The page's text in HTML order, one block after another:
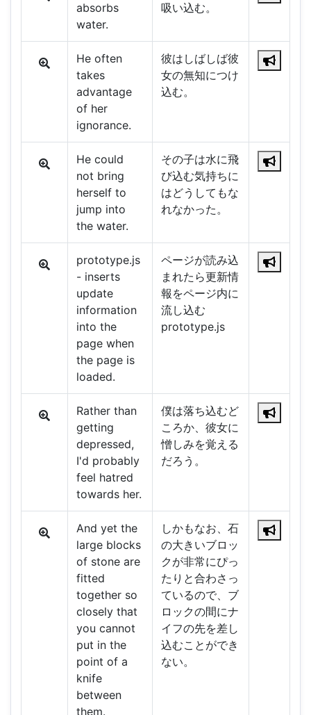
absorbs
water.
吸い込む。
He often
takes
advantage
of her
ignorance.
彼はしばしば彼
女の無知につけ
込む。
He could
not bring
herself to
jump into
the water.
その子は水に飛
び込む気持ちに
はどうしてもな
れなかった。
prototype.js
- inserts
update
information
into the
page when
the page is
loaded.
ページが読み込
まれたら更新情
報をページ内に
流し込む
prototype.js
Rather than
getting
depressed,
I'd probably
feel hatred
towards her.
僕は落ち込むど
ころか、彼女に
憎しみを覚える
だろう。
And yet the
large blocks
of stone are
fitted
together so
closely that
you cannot
put in the
point of a
knife
between
them.
しかもなお、石
の大きいブロッ
クが非常にぴっ
たりと合わさっ
ているので、ブ
ロックの間にナ
イフの先を差し
込むことができ
ない。